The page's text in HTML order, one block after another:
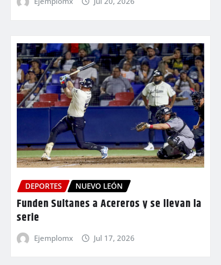
DEPORTES NUEVO LEÓN
Funden Sultanes a Acereros y se llevan la
serie
Ejemplomx Jul 17, 2026